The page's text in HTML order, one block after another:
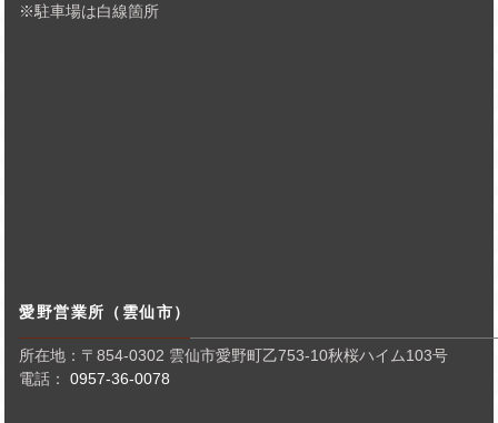
※駐車場は白線箇所
愛野営業所（雲仙市）
所在地：〒854-0302 雲仙市愛野町乙753-10秋桜ハイム103号
電話：0957-36-0078